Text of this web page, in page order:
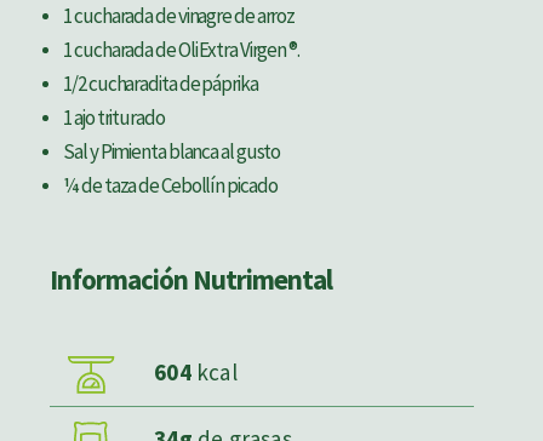
1 cucharada de vinagre de arroz
1 cucharada de Oli Extra Virgen ®.
1/2 cucharadita de páprika
1 ajo triturado
Sal y Pimienta blanca al gusto
¼ de taza de Cebollín picado
Información Nutrimental
604 kcal